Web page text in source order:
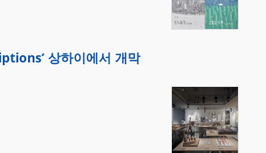
상하이에서 개막